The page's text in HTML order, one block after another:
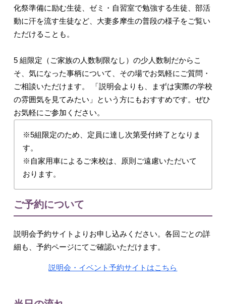
化祭準備に励む生徒、ゼミ・自習室で勉強する生徒、部活
動に汗を流す生徒など、大妻多摩生の普段の様子をご覧い
ただけることも。
5 組限定（ご家族の人数制限なし）の少人数制だからこ
そ、気になった事柄について、その場でお気軽にご質問・
ご相談いただけます。 「説明会よりも、まずは実際の学校
の雰囲気を見てみたい」という方にもおすすめです。ぜひ
お気軽にご参加ください。
※5組限定のため、定員に達し次第受付終了となりま
す。
※自家用車によるご来校は、原則ご遠慮いただいて
おります。
ご予約について
説明会予約サイトよりお申し込みください。各回ごとの詳
細も、予約ページにてご確認いただけます。
説明会・イベント予約サイトはこちら